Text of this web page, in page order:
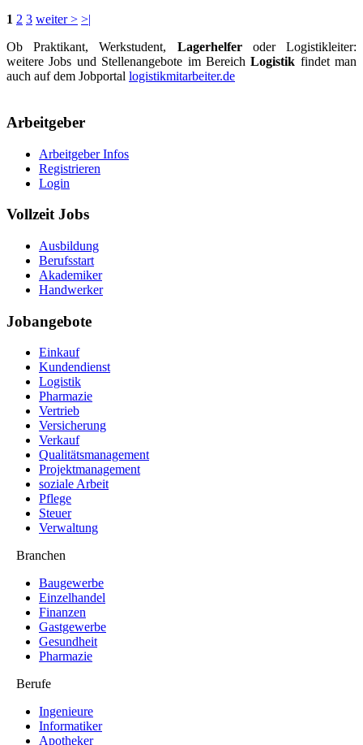
1 2 3 weiter > >|
Ob Praktikant, Werkstudent, Lagerhelferoder Logistikleiter:
weitere Jobs und Stellenangebote im BereichLogistik findet man
auch auf dem Jobportal logistikmitarbeiter.de
Arbeitgeber
Arbeitgeber Infos
Registrieren
Login
Vollzeit Jobs
Ausbildung
Berufsstart
Akademiker
Handwerker
Jobangebote
Einkauf
Kundendienst
Logistik
Pharmazie
Vertrieb
Versicherung
Verkauf
Qualitätsmanagement
Projektmanagement
soziale Arbeit
Pflege
Steuer
Verwaltung
Branchen
Baugewerbe
Einzelhandel
Finanzen
Gastgewerbe
Gesundheit
Pharmazie
Berufe
Ingenieure
Informatiker
Apotheker